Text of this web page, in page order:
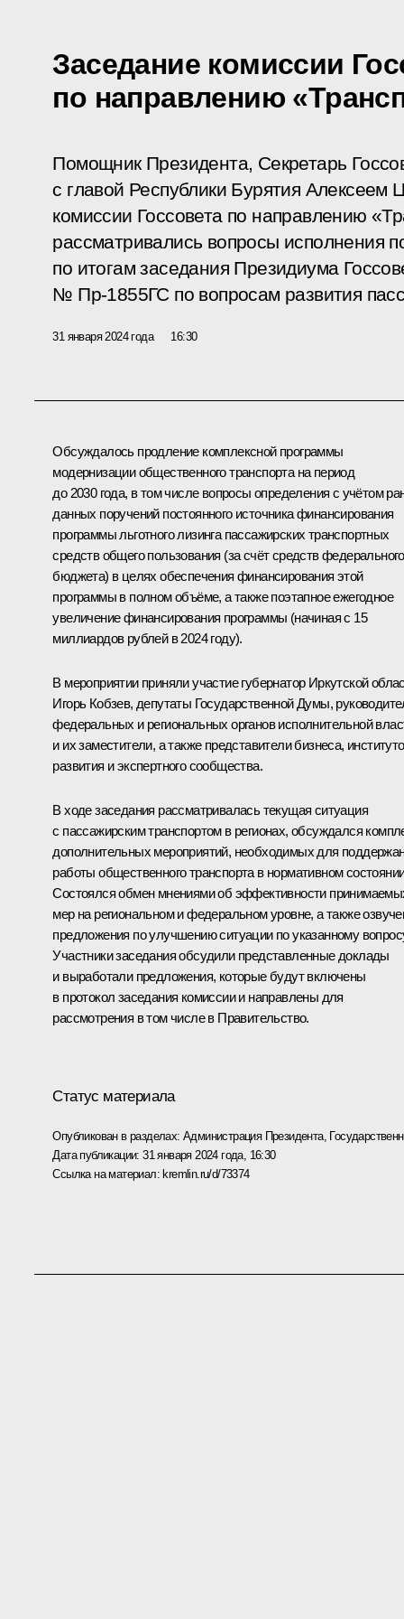
Заседание комиссии
по направлению
Помощник Президента, Секретарь
с главой Республики Бурятия
комиссии Госсовета по направлению
рассматривались вопросы исполнения
по итогам заседания Президиума
№ Пр-1855ГС по вопросам развития
31 января 2024 года 16:30
Обсуждалось продление комплексной программы
модернизации общественного транспорта на период
до 2030 года, в том числе вопросы определения с учётом
данных поручений постоянного источника финансирования
программы льготного лизинга пассажирских транспортных
средств общего пользования (за счёт средств федерального
бюджета) в целях обеспечения финансирования этой
программы в полном объёме, а также поэтапное ежегодное
увеличение финансирования программы (начиная с 15
миллиардов рублей в 2024 году).
В мероприятии приняли участие губернатор Иркутской
Игорь Кобзев, депутаты Государственной Думы,
федеральных и региональных органов исполнительной
и их заместители, а также представители бизнеса,
развития и экспертного сообщества.
В ходе заседания рассматривалась текущая ситуация
с пассажирским транспортом в регионах, обсуждался
дополнительных мероприятий, необходимых для
работы общественного транспорта в нормативном
Состоялся обмен мнениями об эффективности
мер на региональном и федеральном уровне, а также
предложения по улучшению ситуации по указанному
Участники заседания обсудили представленные доклады
и выработали предложения, которые будут включены
в протокол заседания комиссии и направлены для
рассмотрения в том числе в Правительство.
Статус материала
Опубликован в разделах: Администрация Президента,
Дата публикации:31 января 2024 года, 16:30
Ссылка на материал: kremlin.ru/d/73374